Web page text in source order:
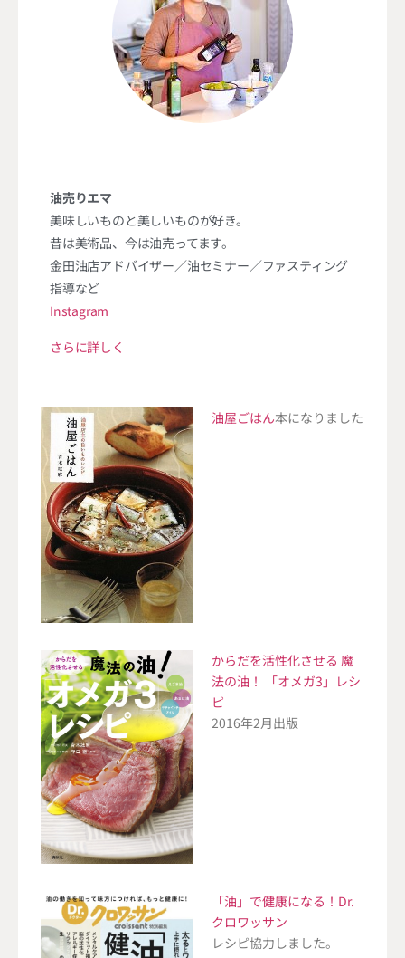
油売りエマ
美味しいものと美しいものが好き。
昔は美術品、今は油売ってます。
金田油店アドバイザー／油セミナー／ファスティング
指導など
Instagram
さらに詳しく
油屋ごはん本になりました
からだを活性化させる 魔
法の油！ 「オメガ3」レシ
ピ
2016年2月出版
「油」で健康になる！Dr.
クロワッサン
レシピ協力しました。